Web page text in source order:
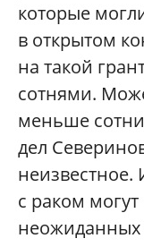
которые
в открытом
на такой
сотнями.
меньше
дел
с раком
неожиданных